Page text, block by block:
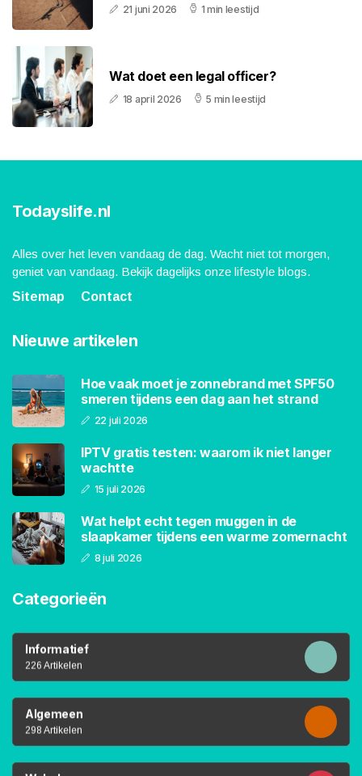
21 juni 2026 1 min leestijd
Wat doet een legal officer?
18 april 2026 5 min leestijd
Todayslife.nl
Alles over het leven vandaag de dag. Wacht niet tot morgen,
geniet van vandaag. Bekijk dagelijks onze lifestyle blogs.
Sitemap
Contact
Nieuwe artikelen
Hoe vaak moet je zonnebrand met SPF50
smeren tijdens een dag aan het strand
22 juli 2026
IPTV gratis testen: waarom ik niet langer
wachtte
15 juli 2026
Wat helpt echt tegen muggen in de
slaapkamer tijdens een warme zomernacht
8 juli 2026
Categorieën
Informatief
226 Artikelen
Algemeen
298 Artikelen